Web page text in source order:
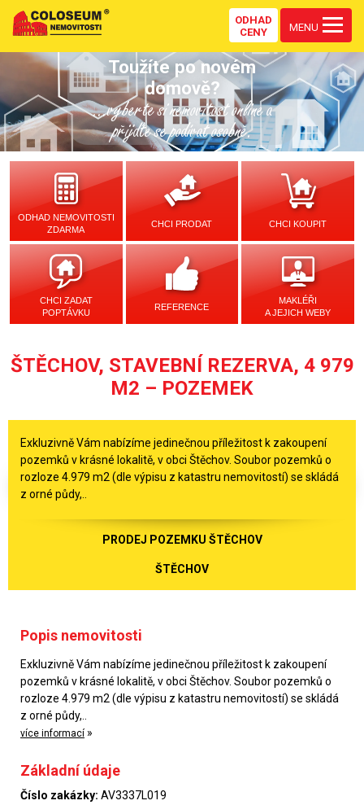
ODHAD
CENY
MENU
Toužíte po novém
domově?
...vyberte si nemovitost online a
přijďte se podívat osobně.
ODHAD NEMOVITOSTI
ZDARMA
CHCI PRODAT CHCI KOUPIT
CHCI ZADAT
POPTÁVKU
REFERENCE
MAKLÉŘI
A JEJICH WEBY
ŠTĚCHOV, STAVEBNÍ REZERVA, 4 979
M2 – POZEMEK
Exkluzivně Vám nabízíme jedinečnou příležitost k zakoupení
pozemků v krásné lokalitě, v obci Štěchov. Soubor pozemků o
rozloze 4.979 m2 (dle výpisu z katastru nemovitostí) se skládá
z orné půdy,..
PRODEJ POZEMKU ŠTĚCHOV
ŠTĚCHOV
Popis nemovitosti
Exkluzivně Vám nabízíme jedinečnou příležitost k zakoupení
pozemků v krásné lokalitě, v obci Štěchov. Soubor pozemků o
rozloze 4.979 m2 (dle výpisu z katastru nemovitostí) se skládá
z orné půdy,..
více informací »
Základní údaje
Číslo zakázky: AV3337L019